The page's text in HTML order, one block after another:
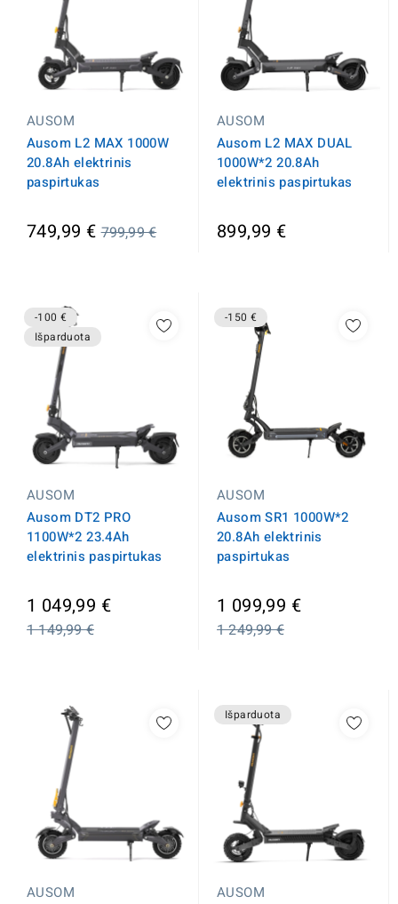
AUSOM
Ausom L2 MAX 1000W
20.8Ah elektrinis
paspirtukas
749,99 €Įprasta
799,99 €
AUSOM
Ausom L2 MAX DUAL
1000W*2 20.8Ah
elektrinis paspirtukas
899,99 €
-100 €
Išparduota
AUSOM
Ausom DT2 PRO
1100W*2 23.4Ah
elektrinis paspirtukas
1 049,99 €Įprasta
1 149,99 €
-150 €
AUSOM
Ausom SR1 1000W*2
20.8Ah elektrinis
paspirtukas
1 099,99 €Įprasta
1 249,99 €
AUSOM
Išparduota
AUSOM